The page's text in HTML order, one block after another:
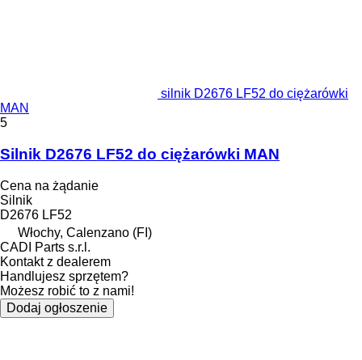
silnik D2676 LF52 do ciężarówki
MAN
5
Silnik D2676 LF52 do ciężarówki MAN
Cena na żądanie
Silnik
D2676 LF52
Włochy, Calenzano (FI)
CADI Parts s.r.l.
Kontakt z dealerem
Handlujesz sprzętem?
Możesz robić to z nami!
Dodaj ogłoszenie